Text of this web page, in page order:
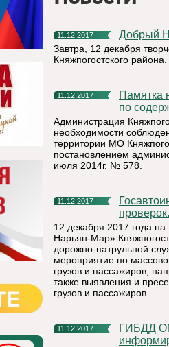
11.12.2017 Добрый
Завтра, 12 декабря
Княжпогостского района.
11.12.2017
Памятка населению Княжпогостского муниципального района
по
Администрация
необходимости
территории МО
постановлением
июля 2014г. № 578.
11.12.2017
Госавтоинспекторы проверят водителей во время массовых
проверок.
12 декабря 2017 года
Нарьян-Мар»
дорожно-патрульной
мероприятие по
грузов и пассажиров,
также выявления и
грузов и пассажиров.
11.12.2017
ГИБДД ОМВД России по Княжпогостскому району